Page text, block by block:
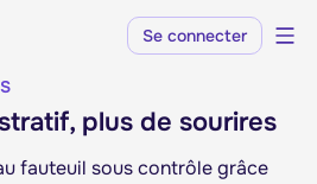
Se connecter
plus de sourires
fauteuil sous contrôle grâce